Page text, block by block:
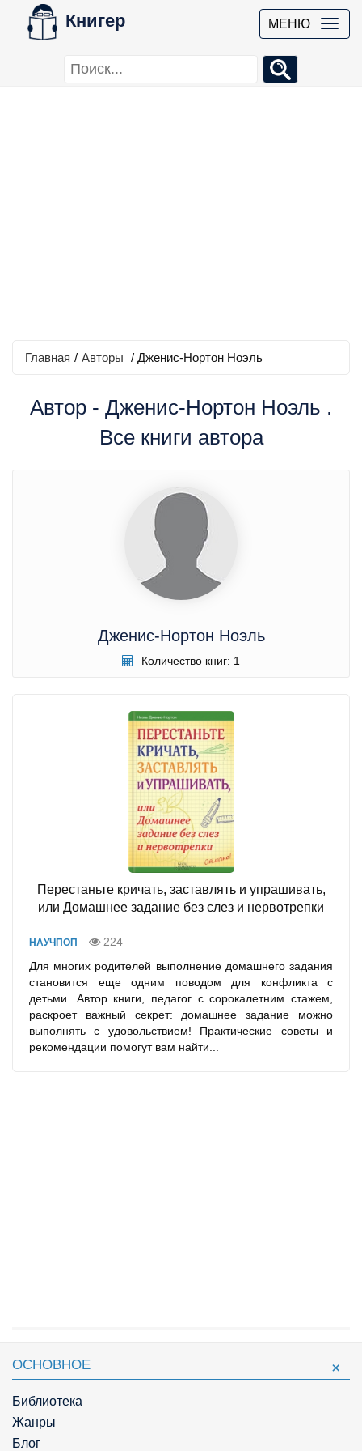
Книгер МЕНЮ
Главная / Авторы / Дженис-Нортон Ноэль
Автор - Дженис-Нортон Ноэль .
Все книги автора
Дженис-Нортон Ноэль
Количество книг: 1
Перестаньте кричать, заставлять и упрашивать,
или Домашнее задание без слез и нервотрепки
НАУЧПОП
224
Для многих родителей выполнение домашнего задания
становится еще одним поводом для конфликта с
детьми. Автор книги, педагог с сорокалетним стажем,
раскроет важный секрет: домашнее задание можно
выполнять с удовольствием! Практические советы и
рекомендации помогут вам найти...
ОСНОВНОЕ
Библиотека
Жанры
Блог